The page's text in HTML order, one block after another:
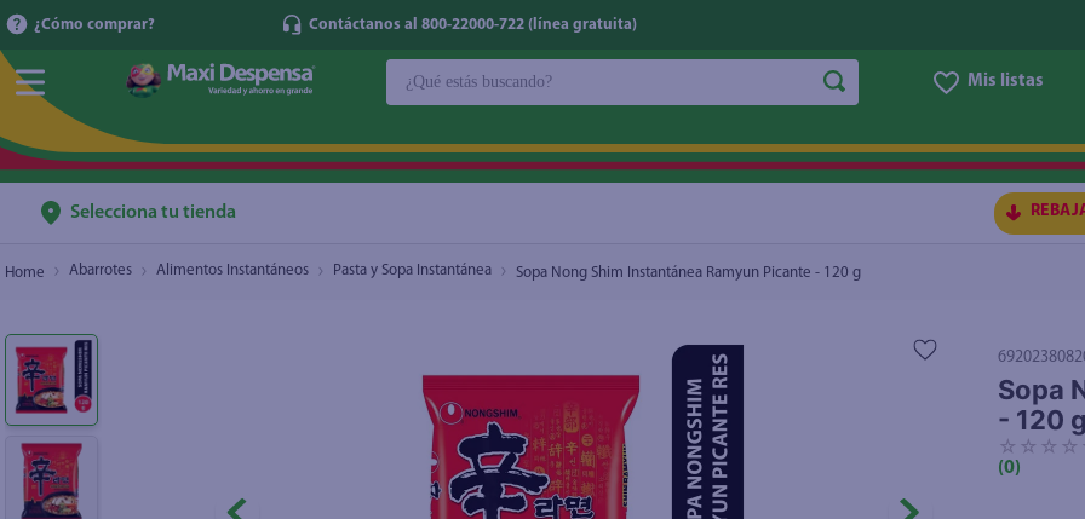
¿Cómo comprar? Contáctanos al 800-22000-722 (línea gratuita)
Mis listas
Selecciona tu tienda
Abarrotes Alimentos Instantáneos Pasta y Sopa Instantánea Sopa Nong Shim Instantánea Ramyun Picante - 120 g
Sopa
- 120 g
☆ ☆ ☆ ☆
(0)
Sopa Nong Shim Instantánea Ramyun Picante - 120 g
1.
cerveza
6.
pañales
.
samsung
shampoo
.
papel higiénico